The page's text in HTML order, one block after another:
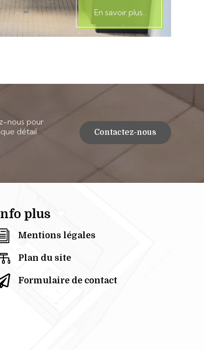
En savoir plus…
nous pour
détail
Contactez-nous
plus
Mentions légales
Plan du site
Formulaire de contact